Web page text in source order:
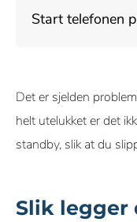
Det kan hende
ikke minst hvis det
Start telefonen
digitale lommeboken
Det er sjelden
helt utelukket er det
standby, slik at du
Slik